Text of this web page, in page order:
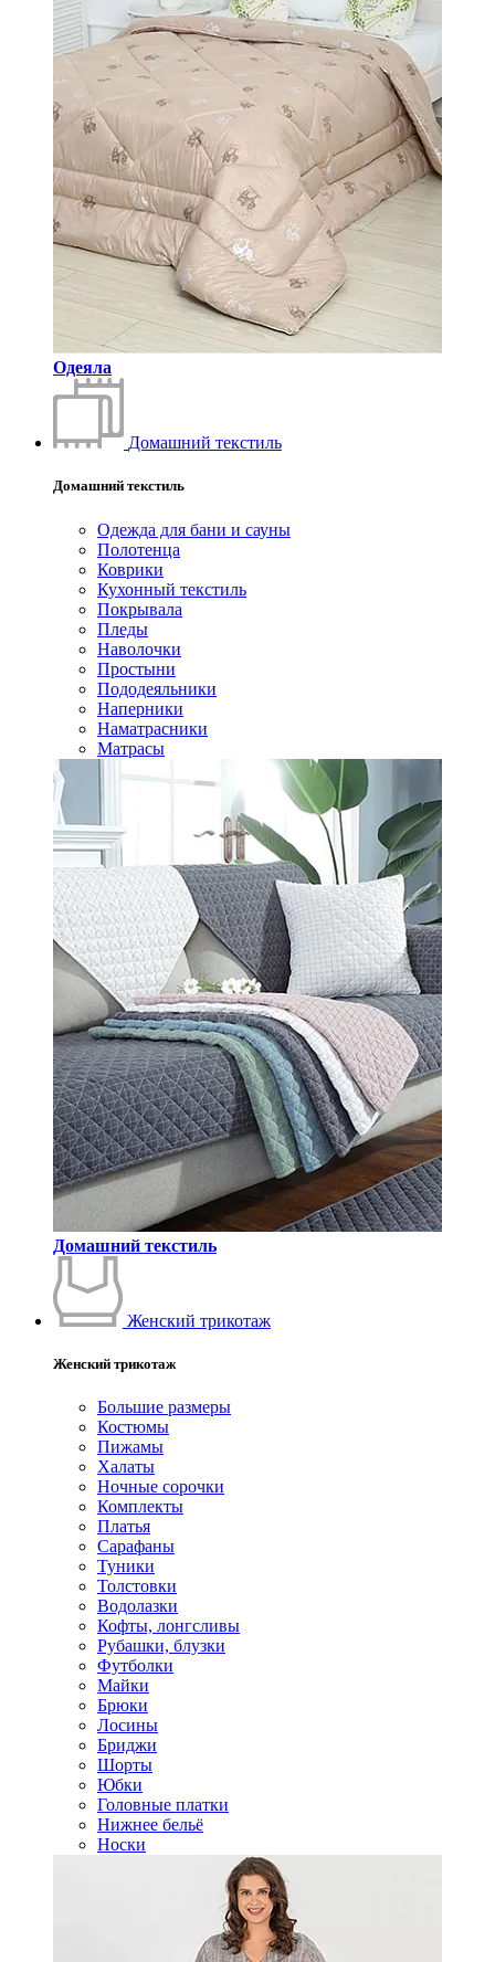
Одеяла
Домашний текстиль
Домашний текстиль
Одежда для бани и сауны
Полотенца
Коврики
Кухонный текстиль
Покрывала
Пледы
Наволочки
Простыни
Пододеяльники
Наперники
Наматрасники
Матрасы
Домашний текстиль
Женский трикотаж
Женский трикотаж
Большие размеры
Костюмы
Пижамы
Халаты
Ночные сорочки
Комплекты
Платья
Сарафаны
Туники
Толстовки
Водолазки
Кофты, лонгсливы
Рубашки, блузки
Футболки
Майки
Брюки
Лосины
Бриджи
Шорты
Юбки
Головные платки
Нижнее бельё
Носки